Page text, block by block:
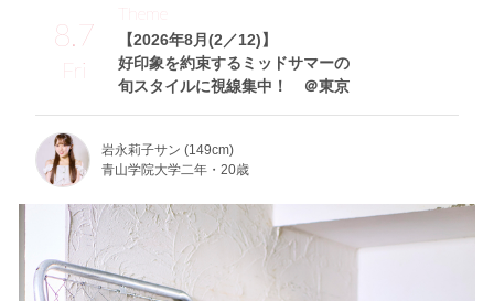
8.7
Fri
【2026年8月(2／12)】
好印象を約束するミッドサマーの
旬スタイルに視線集中！ ＠東京
Theme
岩永莉子サン (149cm)
青山学院大学二年・20歳